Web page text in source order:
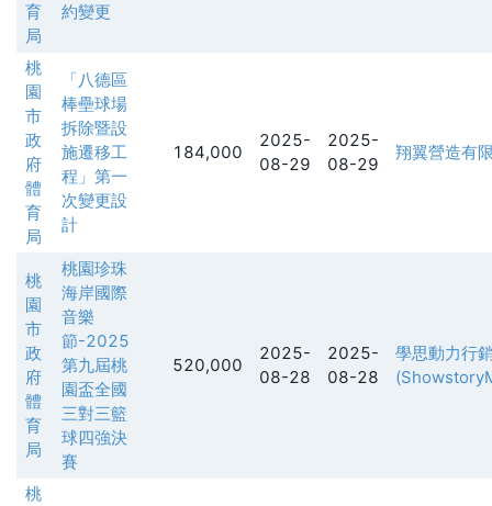
育
局
約變更
桃
園
市
政
府
體
育
局
「八德區
棒壘球場
拆除暨設
施遷移工
程」第一
次變更設
計
184,000
2025-
08-29
2025-
08-29
翔翼營造有
桃
園
市
政
府
體
育
局
桃園珍珠
海岸國際
音樂
節-2025
第九屆桃
園盃全國
三對三籃
球四強決
賽
520,000
2025-
08-28
2025-
08-28
學思動力行
桃